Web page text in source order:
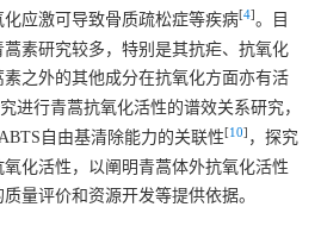
应激可导致骨质疏松症等疾病[4]。目
素研究较多，特别是其抗疟、抗氧化
素之外的其他成分在抗氧化方面亦有活
进行青蒿抗氧化活性的谱效关系研究，
自由基清除能力的关联性[10] ，探究
化活性，以阐明青蒿体外抗氧化活性
量评价和资源开发等提供依据。